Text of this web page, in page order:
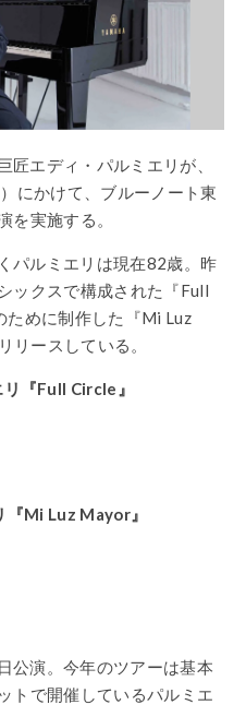
匠エディ・パルミエリが、
にかけて、ブルーノート東
を実施する。
パルミエリは現在82歳。昨
ックスで構成された『Full
ために制作した『Mi Luz
リースしている。
『Full Circle』
『Mi Luz Mayor』
公演。今年のツアーは基本
トで開催しているパルミエ